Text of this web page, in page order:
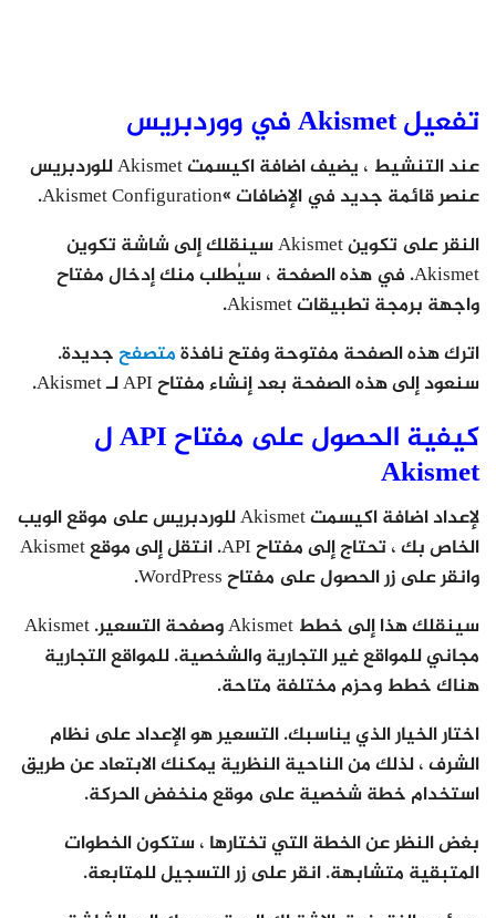
تفعيل Akismet في ووردبريس
عند التنشيط ، يضيف اضافة اكيسمت Akismet للوردبريس
عنصر قائمة جديد في الإضافات »Akismet Configuration.
النقر على تكوين Akismet سينقلك إلى شاشة تكوين
Akismet. في هذه الصفحة ، سيُطلب منك إدخال مفتاح
واجهة برمجة تطبيقات Akismet.
اترك هذه الصفحة مفتوحة وفتح نافذةمتصفحجديدة.
سنعود إلى هذه الصفحة بعد إنشاء مفتاح API لـ Akismet.
كيفية الحصول على مفتاح API ل
Akismet
لإعداد اضافة اكيسمت Akismet للوردبريس على موقع الويب
الخاص بك ، تحتاج إلى مفتاح API. انتقل إلى موقع Akismet
وانقر على زر الحصول على مفتاح WordPress.
سينقلك هذا إلى خطط Akismet وصفحة التسعير. Akismet
مجاني للمواقع غير التجارية والشخصية. للمواقع التجارية
هناك خطط وحزم مختلفة متاحة.
اختار الخيار الذي يناسبك. التسعير هو الإعداد على نظام
الشرف ، لذلك من الناحية النظرية يمكنك الابتعاد عن طريق
استخدام خطة شخصية على موقع منخفض الحركة.
بغض النظر عن الخطة التي تختارها ، ستكون الخطوات
المتبقية متشابهة. انقر على زر التسجيل للمتابعة.